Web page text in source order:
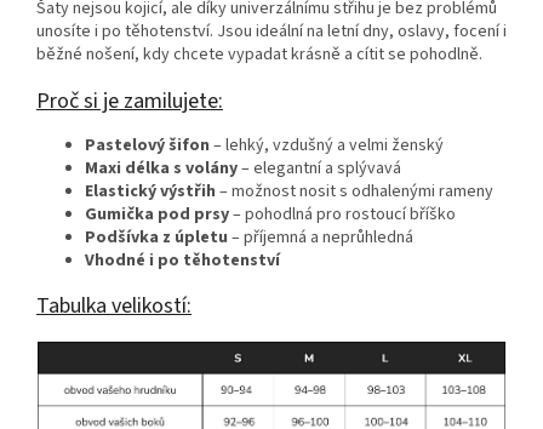
Šaty nejsou kojicí, ale díky univerzálnímu střihu je bez problémů
unosíte i po těhotenství. Jsou ideální na letní dny, oslavy, focení i
běžné nošení, kdy chcete vypadat krásně a cítit se pohodlně.
Proč si je zamilujete:
Pastelový šifon – lehký, vzdušný a velmi ženský
Maxi délka s volány– elegantní a splývavá
Elastický výstřih – možnost nosit s odhalenými rameny
Gumička pod prsy– pohodlná pro rostoucí bříško
Podšívka z úpletu – příjemná a neprůhledná
Vhodné i po těhotenství
Tabulka velikostí: